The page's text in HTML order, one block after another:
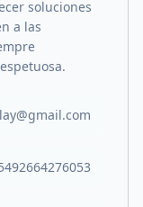
soluciones
a las